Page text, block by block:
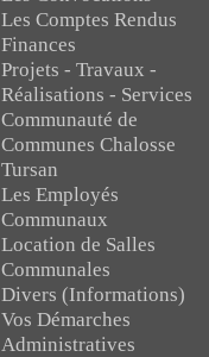
Les Comptes Rendus
Finances
Projets - Travaux -
Réalisations - Services
Communauté de
Communes Chalosse
Tursan
Les Employés
Communaux
Location de Salles
Communales
Divers (Informations)
Vos Démarches
Administratives